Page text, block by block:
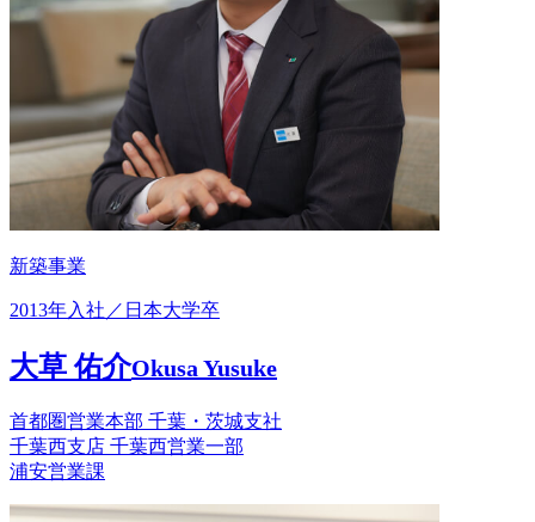
新築事業
2013年入社／日本大学卒
大草 佑介Okusa Yusuke
首都圏営業本部 千葉・茨城支社
千葉西支店 千葉西営業一部
浦安営業課